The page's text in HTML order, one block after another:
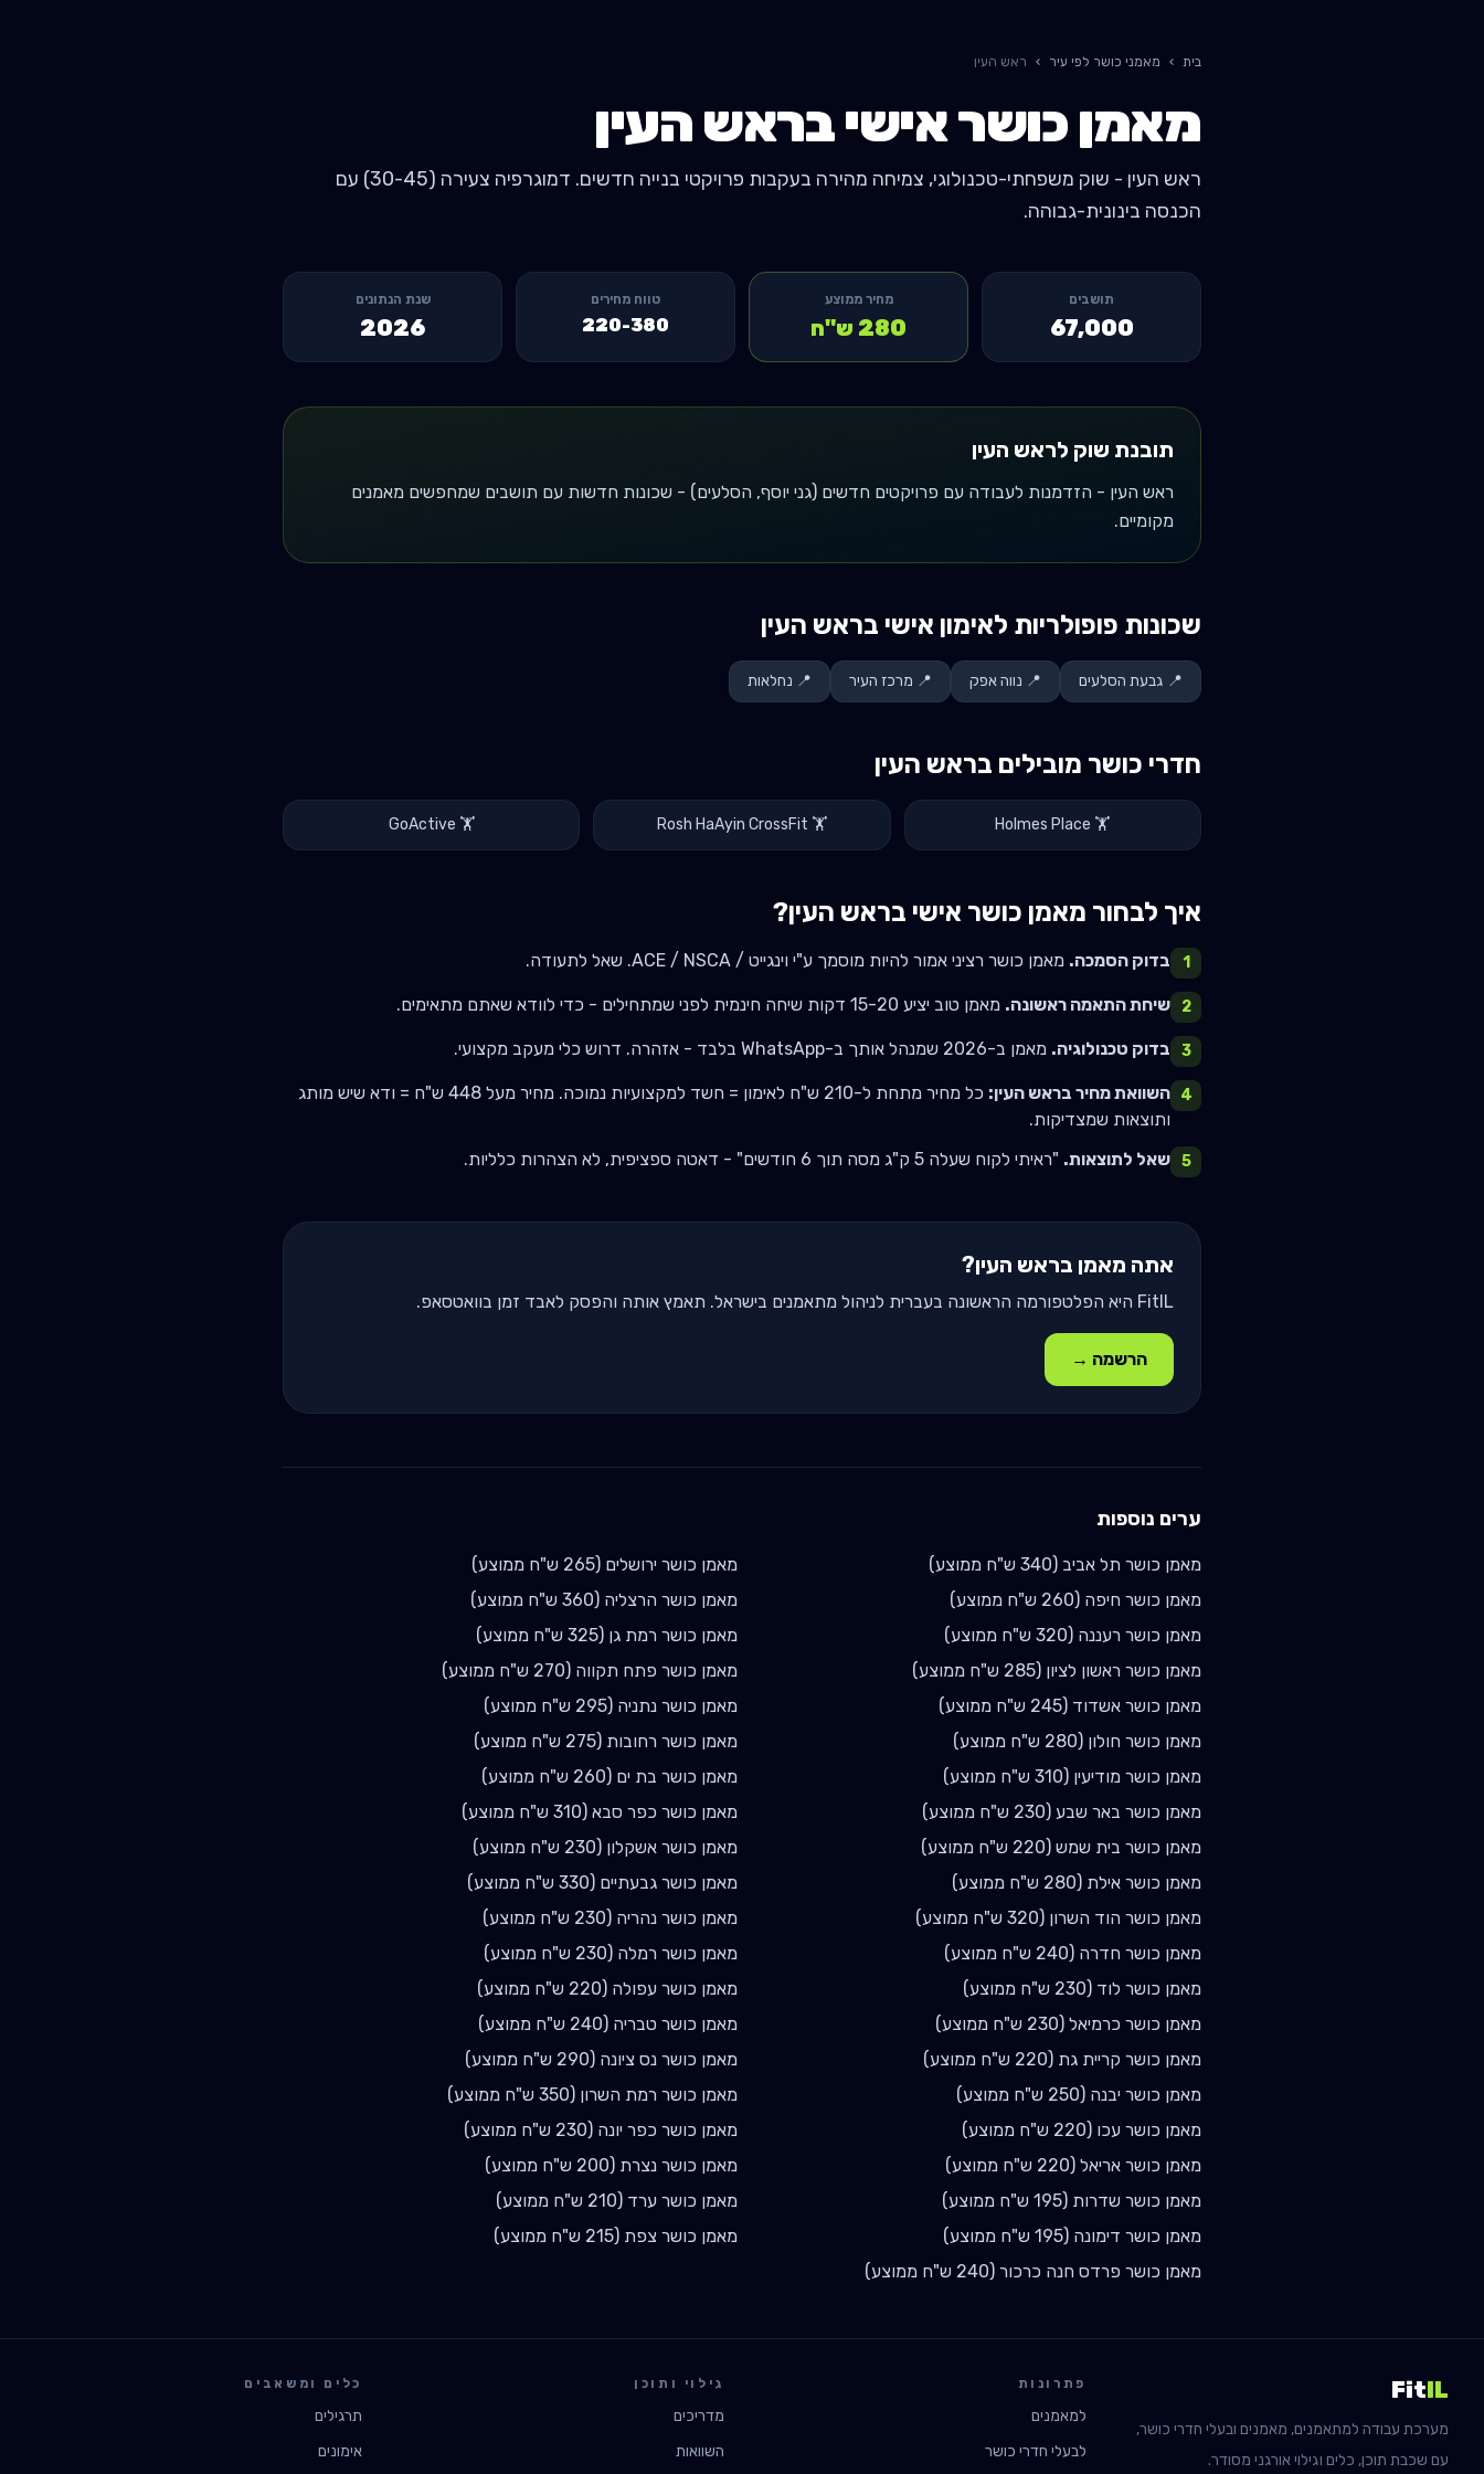
בית › מאמני כושר לפי עיר › ראש העין
מאמן כושר אישי בראש העין
ראש העין - שוק משפחתי-טכנולוגי, צמיחה מהירה בעקבות פרויקטי בנייה חדשים. דמוגרפיה צעירה (30-45) עם
הכנסה בינונית-גבוהה.
תושבים
67,000
מחיר ממוצע
280 ש"ח
טווח מחירים
220-380
שנת הנתונים
2026
תובנת שוק לראש העין
ראש העין - הזדמנות לעבודה עם פרויקטים חדשים (גני יוסף, הסלעים) - שכונות חדשות עם תושבים שמחפשים מאמנים
מקומיים.
שכונות פופולריות לאימון אישי בראש העין
📍 גבעת הסלעים 📍 נווה אפק 📍 מרכז העיר 📍 נחלאות
חדרי כושר מובילים בראש העין
🏋️
Holmes Place
🏋️
Rosh HaAyin CrossFit
🏋️
GoActive
איך לבחור מאמן כושר אישי בראש העין?
1 בדוק הסמכה. מאמן כושר רציני אמור להיות מוסמך ע"י וינגייט / ACE / NSCA. שאל לתעודה.
2 שיחת התאמה ראשונה. מאמן טוב יציע 15-20 דקות שיחה חינמית לפני שמתחילים - כדי לוודא שאתם מתאימים.
3 בדוק טכנולוגיה. מאמן ב-2026 שמנהל אותך ב-WhatsApp בלבד - אזהרה. דרוש כלי מעקב מקצועי.
4 השוואת מחיר בראש העין: כל מחיר מתחת ל-210 ש"ח לאימון = חשד למקצועיות נמוכה. מחיר מעל 448 ש"ח = ודא שיש מותג
ותוצאות שמצדיקות.
5 שאל לתוצאות. "ראיתי לקוח שעלה 5 ק"ג מסה תוך 6 חודשים" - דאטה ספציפית, לא הצהרות כלליות.
אתה מאמן בראש העין?
FitIL היא הפלטפורמה הראשונה בעברית לניהול מתאמנים בישראל. תאמץ אותה והפסק לאבד זמן בוואטסאפ.
הרשמה →
ערים נוספות
מאמן כושר תל אביב (
340 ש"ח ממוצע) מאמן כושר ירושלים (
265 ש"ח ממוצע)
מאמן כושר חיפה (
260 ש"ח ממוצע) מאמן כושר הרצליה (
360 ש"ח ממוצע)
מאמן כושר רעננה (
320 ש"ח ממוצע) מאמן כושר רמת גן (
325 ש"ח ממוצע)
מאמן כושר ראשון לציון (
285 ש"ח ממוצע) מאמן כושר פתח תקווה (
270 ש"ח ממוצע)
מאמן כושר אשדוד (
245 ש"ח ממוצע) מאמן כושר נתניה (
295 ש"ח ממוצע)
מאמן כושר חולון (
280 ש"ח ממוצע) מאמן כושר רחובות (
275 ש"ח ממוצע)
מאמן כושר מודיעין (
310 ש"ח ממוצע) מאמן כושר בת ים (
260 ש"ח ממוצע)
מאמן כושר באר שבע (
230 ש"ח ממוצע) מאמן כושר כפר סבא (
310 ש"ח ממוצע)
מאמן כושר בית שמש (
220 ש"ח ממוצע) מאמן כושר אשקלון (
230 ש"ח ממוצע)
מאמן כושר אילת (
280 ש"ח ממוצע) מאמן כושר גבעתיים (
330 ש"ח ממוצע)
מאמן כושר הוד השרון (
320 ש"ח ממוצע) מאמן כושר נהריה (
230 ש"ח ממוצע)
מאמן כושר חדרה (
240 ש"ח ממוצע) מאמן כושר רמלה (
230 ש"ח ממוצע)
מאמן כושר לוד (
230 ש"ח ממוצע) מאמן כושר עפולה (
220 ש"ח ממוצע)
מאמן כושר כרמיאל (
230 ש"ח ממוצע) מאמן כושר טבריה (
240 ש"ח ממוצע)
מאמן כושר קריית גת (
220 ש"ח ממוצע) מאמן כושר נס ציונה (
290 ש"ח ממוצע)
מאמן כושר יבנה (
250 ש"ח ממוצע) מאמן כושר רמת השרון (
350 ש"ח ממוצע)
מאמן כושר עכו (
220 ש"ח ממוצע) מאמן כושר כפר יונה (
230 ש"ח ממוצע)
מאמן כושר אריאל (
220 ש"ח ממוצע) מאמן כושר נצרת (
200 ש"ח ממוצע)
מאמן כושר שדרות (
195 ש"ח ממוצע) מאמן כושר ערד (
210 ש"ח ממוצע)
מאמן כושר דימונה (
195 ש"ח ממוצע) מאמן כושר צפת (
215 ש"ח ממוצע)
מאמן כושר פרדס חנה כרכור (
240 ש"ח ממוצע)
FitIL
מערכת עבודה למתאמנים, מאמנים ובעלי חדרי כושר,
עם שכבת תוכן, כלים וגילוי אורגני מסודר.
פתרונות
למאמנים
לבעלי חדרי כושר
גילוי ותוכן
מדריכים
השוואות
כלים ומשאבים
תרגילים
אימונים